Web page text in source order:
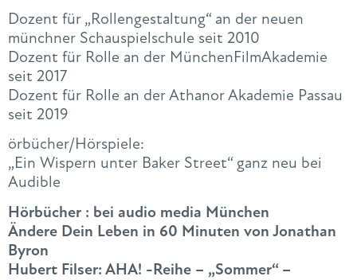
Dozent für „Rollengestaltung“ an der neuen
münchner Schauspielschule seit 2010
Dozent für Rolle an der MünchenFilmAkademie
seit 2017
Dozent für Rolle an der Athanor Akademie Passau
seit 2019
örbücher/Hörspiele:
„Ein Wispern unter Baker Street“ ganz neu bei
Audible
Hörbücher : bei audio media München
Ändere Dein Leben in 60 Minuten von Jonathan
Byron
Hubert Filser: AHA! -Reihe – „Sommer“ –